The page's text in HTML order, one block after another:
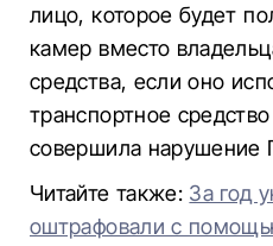
лицо, которое будет
камер вместо
средства, если оно
транспортное
совершила нарушение
Читайте также: За год
оштрафовали с